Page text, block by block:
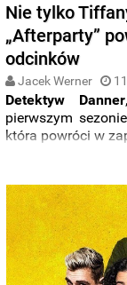
Nie tylko
„Afterparty”
odcinków
Jacek Werner
Detektyw Danner
pierwszym
która powróci w
znajdą się
poinformował